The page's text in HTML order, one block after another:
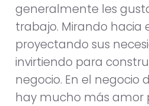
generalmente les
trabajo. Mirando hacia
proyectando sus
invirtiendo para
negocio. En el negocio
hay mucho más amor